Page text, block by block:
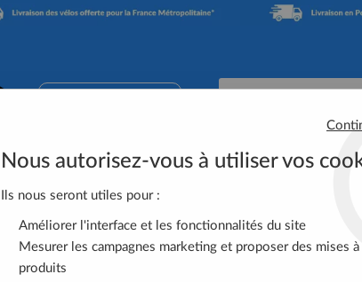
Accessoires Vélo Équipement Cycliste
KUOTA
Nous autorisez-vous à utiliser vos
Ils nous seront utiles pour :
Améliorer l'interface et les fonctionnalités du site
Mesurer les campagnes marketing et proposer des mises
produits